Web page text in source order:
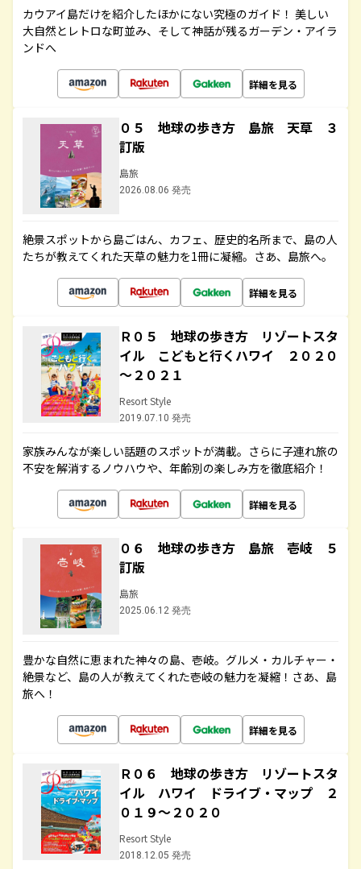
カウアイ島だけを紹介したほかにない究極のガイド！ 美しい
大自然とレトロな町並み、そして神話が残るガーデン・アイラ
ンドへ
詳細を見る
０５ 地球の歩き方 島旅 天草 ３
訂版
島旅
2026.08.06 発売
絶景スポットから島ごはん、カフェ、歴史的名所まで、島の人
たちが教えてくれた天草の魅力を1冊に凝縮。さあ、島旅へ。
詳細を見る
Ｒ０５ 地球の歩き方 リゾートスタ
イル こどもと行くハワイ ２０２０
～２０２１
Resort Style
2019.07.10 発売
家族みんなが楽しい話題のスポットが満載。さらに子連れ旅の
不安を解消するノウハウや、年齢別の楽しみ方を徹底紹介！
詳細を見る
０６ 地球の歩き方 島旅 壱岐 ５
訂版
島旅
2025.06.12 発売
豊かな自然に恵まれた神々の島、壱岐。グルメ・カルチャー・
絶景など、島の人が教えてくれた壱岐の魅力を凝縮！さあ、島
旅へ！
詳細を見る
Ｒ０６ 地球の歩き方 リゾートスタ
イル ハワイ ドライブ・マップ ２
０１９～２０２０
Resort Style
2018.12.05 発売